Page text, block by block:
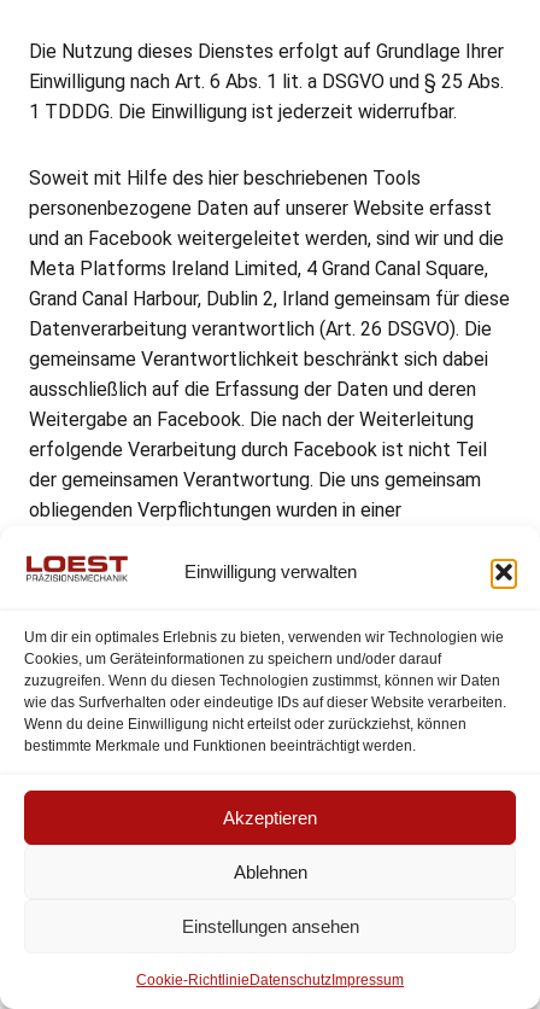
Einwilligung verwalten
Um dir ein optimales Erlebnis zu bieten, verwenden wir Technologien wie
Cookies, um Geräteinformationen zu speichern und/oder darauf
zuzugreifen. Wenn du diesen Technologien zustimmst, können wir Daten
wie das Surfverhalten oder eindeutige IDs auf dieser Website verarbeiten.
Wenn du deine Einwilligung nicht erteilst oder zurückziehst, können
bestimmte Merkmale und Funktionen beeinträchtigt werden.
Akzeptieren
Ablehnen
Einstellungen ansehen
Cookie-Richtlinie Datenschutz Impressum
Die Nutzung dieses Dienstes erfolgt auf Grundlage Ihrer
Einwilligung nach Art. 6 Abs. 1 lit. a DSGVO und § 25 Abs.
1 TDDDG. Die Einwilligung ist jederzeit widerrufbar.
Soweit mit Hilfe des hier beschriebenen Tools
personenbezogene Daten auf unserer Website erfasst
und an Facebook weitergeleitet werden, sind wir und die
Meta Platforms Ireland Limited, 4 Grand Canal Square,
Grand Canal Harbour, Dublin 2, Irland gemeinsam für diese
Datenverarbeitung verantwortlich (Art. 26 DSGVO). Die
gemeinsame Verantwortlichkeit beschränkt sich dabei
ausschließlich auf die Erfassung der Daten und deren
Weitergabe an Facebook. Die nach der Weiterleitung
erfolgende Verarbeitung durch Facebook ist nicht Teil
der gemeinsamen Verantwortung. Die uns gemeinsam
obliegenden Verpflichtungen wurden in einer
festgehalten. Den Wortlaut der Vereinbarung finden Sie
https://www.facebook.com/legal/controller_addendum.
Laut dieser Vereinbarung sind wir für die Erteilung der
Datenschutzinformationen beim Einsatz des Facebook-
Tools und für die datenschutzrechtlich sichere
Implementierung des Tools auf unserer Website
Produkte ist Facebook verantwortlich.
Betroffenenrechte (z. B. Auskunftsersuchen) hinsichtlich
der bei Facebook verarbeiteten Daten können Sie direkt
Betroffenenrechte bei uns geltend machen, sind wir